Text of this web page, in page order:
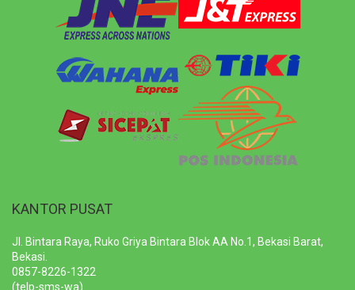
KANTOR PUSAT
Jl. Bintara Raya, Ruko Griya Bintara Blok AA No.1, Bekasi Barat,
Bekasi.
0857-8226-1322
(telp-sms-wa)